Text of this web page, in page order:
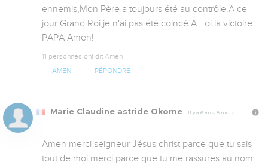
ennemis,Mon Père a toujours été au contrôle.A ce
jour Grand Roi,je n'ai pas été coincé.A Toi la victoire
PAPA Amen!
11 personnes ont dit Amen
AMEN RÉPONDRE
Marie Claudine astride Okome Il y a 6 ans, 8 mois
Amen merci seigneur Jésus christ parce que tu sais
tout de moi merci parce que tu me rassures au nom